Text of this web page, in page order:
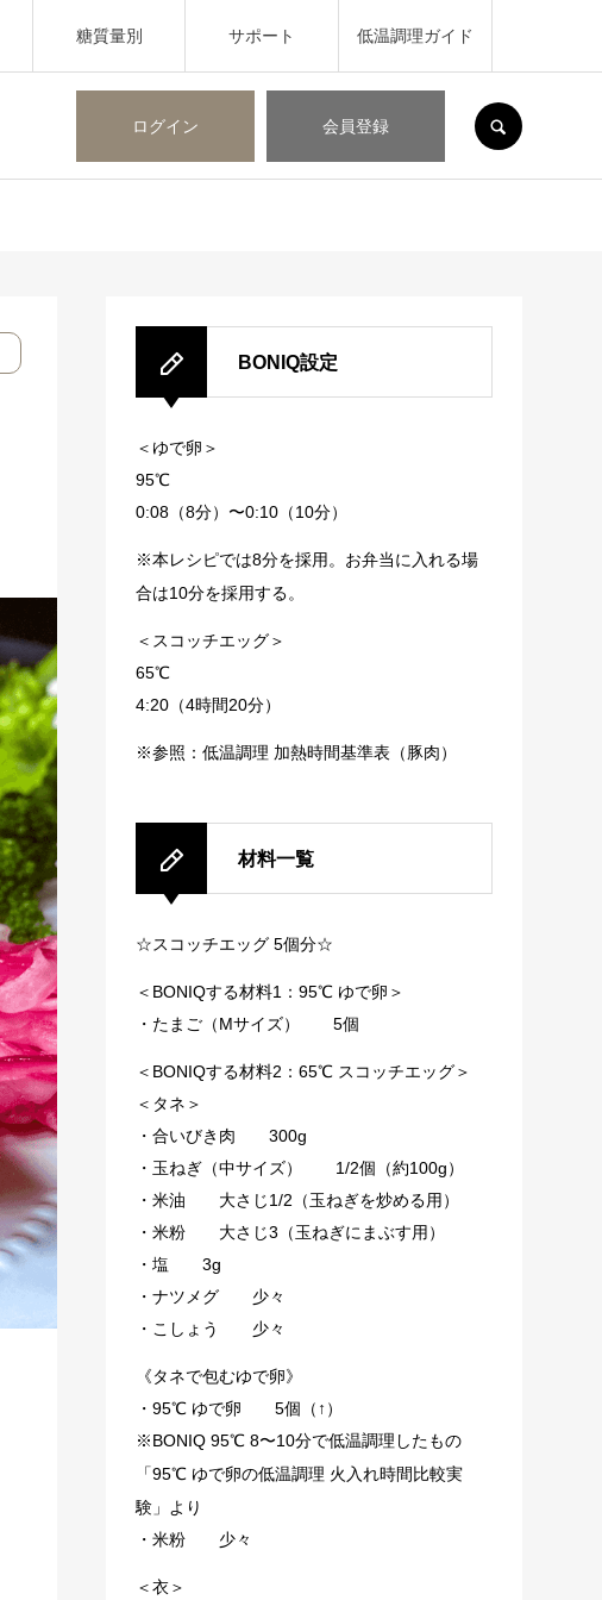
ログイン 会員登録
糖質量別 サポート 低温調理ガイド
BONIQ設定
＜ゆで卵＞
95℃
0:08（8分）〜0:10（10分）
※本レシピでは8分を採用。お弁当に入れる場
合は10分を採用する。
＜スコッチエッグ＞
65℃
4:20（4時間20分）
※参照： 低温調理 加熱時間基準表（豚肉）
材料一覧
☆スコッチエッグ 5個分☆
＜BONIQする材料1：95℃ ゆで卵＞
・たまご（Mサイズ） 5個
＜BONIQする材料2：65℃ スコッチエッグ＞
＜タネ＞
・合いびき肉 300g
・玉ねぎ（中サイズ） 1/2個（約100g）
・米油 大さじ1/2（玉ねぎを炒める用）
・米粉 大さじ3（玉ねぎにまぶす用）
・塩 3g
・ナツメグ 少々
・こしょう 少々
《タネで包むゆで卵》
・95℃ ゆで卵 5個（↑）
※BONIQ 95℃ 8〜10分で低温調理したもの
「95℃ ゆで卵の低温調理 火入れ時間比較実
験」より
・米粉 少々
＜衣＞